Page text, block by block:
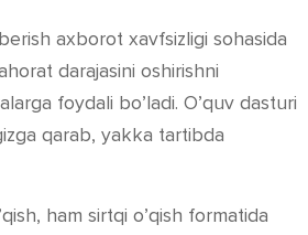
axborot xavfsizligi sohasida
darajasini oshirishni
foydali bo’ladi. O’quv dasturi
qarab, yakka tartibda
ham sirtqi o’qish formatida